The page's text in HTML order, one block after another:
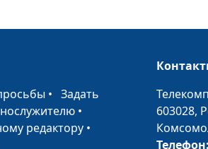
Доверяй, но
•Задать
•
редактору •
603028,
Телефон: